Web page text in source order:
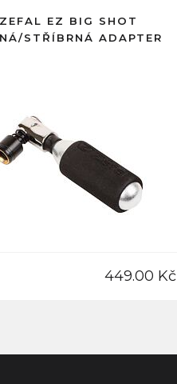
ZEFAL EZ BIG SHOT
STŘÍBRNÁ ADAPTER
449.00 Kč